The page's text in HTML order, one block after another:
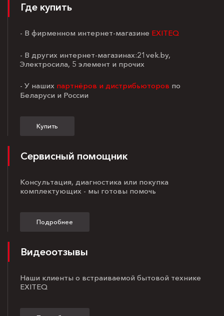
Где купить
- В фирменном интернет-магазине EXITEQ
- В других интернет-магазинах:21vek.by,
Электросила, 5 элемент и прочих
- У наших партнёров и дистрибьюторов по
Беларуси и России
Купить
Сервисный помощник
Консультация, диагностика или покупка
комплектующих - мы готовы помочь
Подробнее
Видеоотзывы
Наши клиенты о встраиваемой бытовой технике
EXITEQ